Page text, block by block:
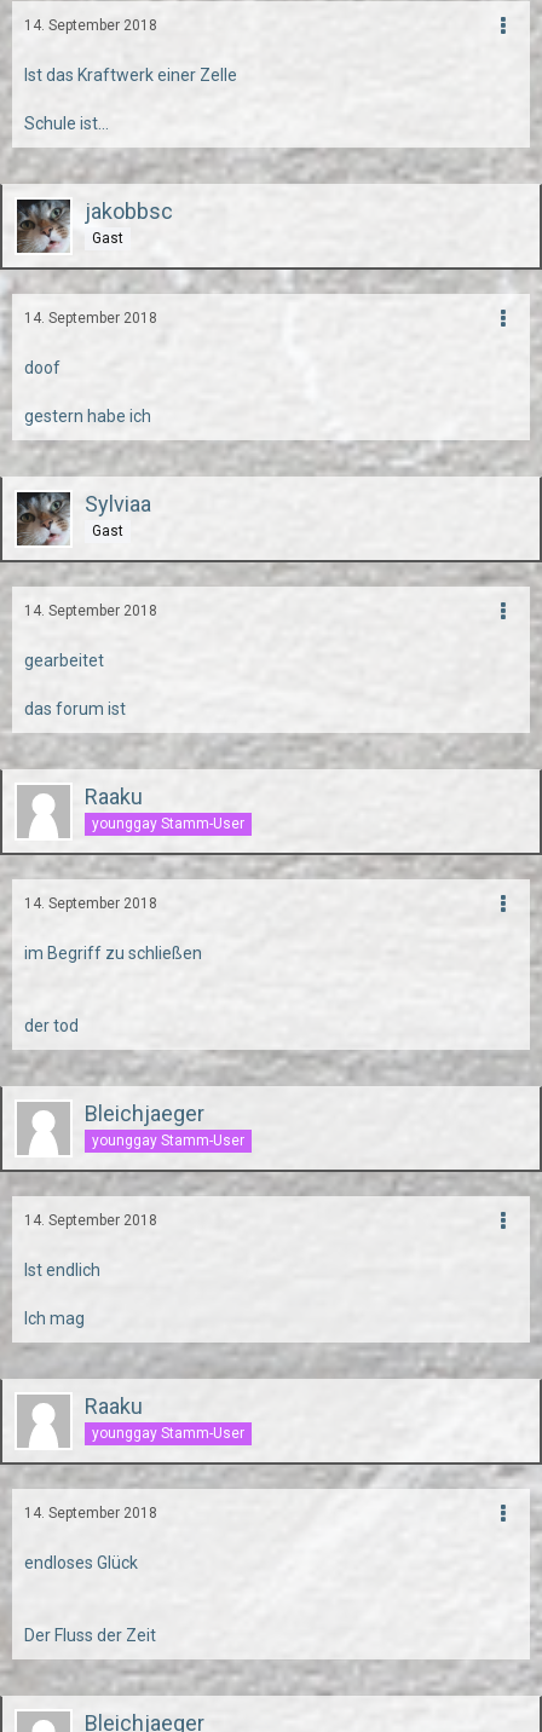
14. September 2018
Ist das Kraftwerk einer Zelle
Schule ist...
jakobbsc
Gast
14. September 2018
doof
gestern habe ich
Sylviaa
Gast
14. September 2018
gearbeitet
das forum ist
Raaku
younggay Stamm-User
14. September 2018
im Begriff zu schließen
der tod
Bleichjaeger
younggay Stamm-User
14. September 2018
Ist endlich
Ich mag
Raaku
younggay Stamm-User
14. September 2018
endloses Glück
Der Fluss der Zeit
Bleichjaeger